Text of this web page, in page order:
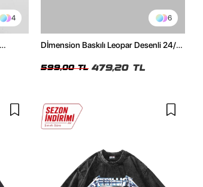
4 6
Dİmension Baskılı Leopar Desenli 24/1
599,00 TL 479,20 TL